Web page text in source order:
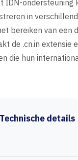
IDN-ondersteuning
in
bereiken van een
de .cn.in extensie
die hun
Technische details